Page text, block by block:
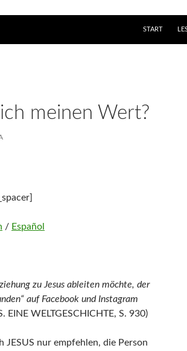
START
meinen Wert?
/ Español
zu Jesus ableiten möchte, der
auf Facebook und Instagram
EINE WELTGESCHICHTE, S. 930)
JESUS nur empfehlen, die Person